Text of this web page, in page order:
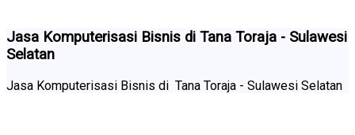
Jasa Komputerisasi Bisnis di Tana Toraja - Sulawesi
Selatan
Jasa Komputerisasi Bisnis di Tana Toraja - Sulawesi Selatan